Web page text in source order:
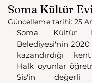
Soma Kültür
Güncelleme tarihi: 25
Soma Kültür
Belediyesi'nin 2020
kazandırdığı
Halk oyunlar
Sis'in değerli